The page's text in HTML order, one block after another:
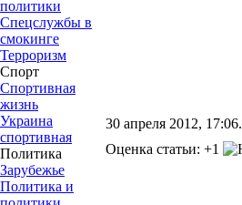
политики
Спецслужбы в
смокинге
Терроризм
Спорт
Спортивная
жизнь
Украина
спортивная
Политика
Зарубежье
Политика и
30 апреля 2012, 17:06.
Оценка статьи: +1